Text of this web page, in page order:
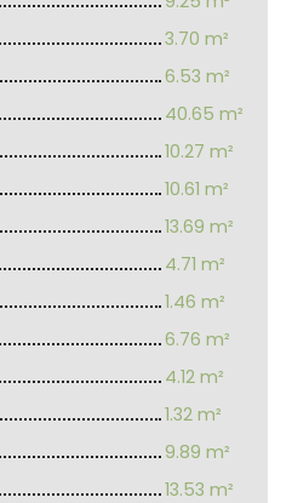
3.70 m²
6.53 m²
40.65 m²
10.27 m²
10.61 m²
13.69 m²
4.71 m²
1.46 m²
6.76 m²
4.12 m²
1.32 m²
9.89 m²
13.53 m²